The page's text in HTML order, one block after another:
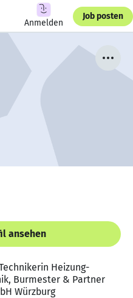
Anmelden
Job posten
ansehen
Heizung-
Burmester & Partner
Würzburg